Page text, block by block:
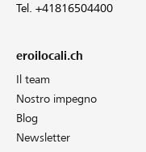
Tel. +41816504400
eroilocali.ch
Il team
Nostro impegno
Blog
Newsletter